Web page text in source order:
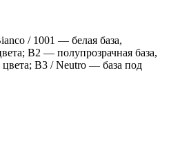
/ 1001 — белая база,
B2 — полупрозрачная база,
B3 / Neutro — база под